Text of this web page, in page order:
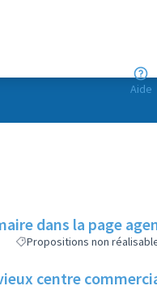
Aide
dans la page
Propositions non
centre